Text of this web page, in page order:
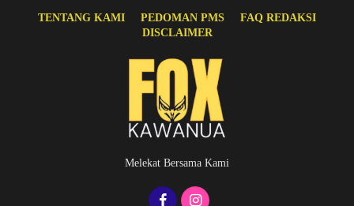
TENTANG KAMI PEDOMAN PMS
FAQ REDAKSI
DISCLAIMER
Melekat Bersama Kami